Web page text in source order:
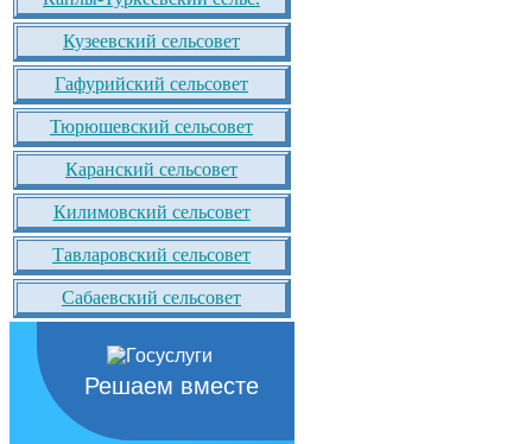
Кузеевский сельсовет
Гафурийский сельсовет
Тюрюшевский сельсовет
Каранский сельсовет
Килимовский сельсовет
Тавларовский сельсовет
Сабаевский сельсовет
Решаем вместе